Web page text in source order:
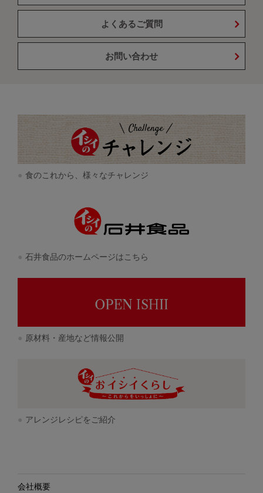
よくあるご質問
お問い合わせ
食のこれから、様々なチャレンジ
石井食品のホームページはこちら
原材料・産地など情報公開
アレンジレシピをご紹介
会社概要